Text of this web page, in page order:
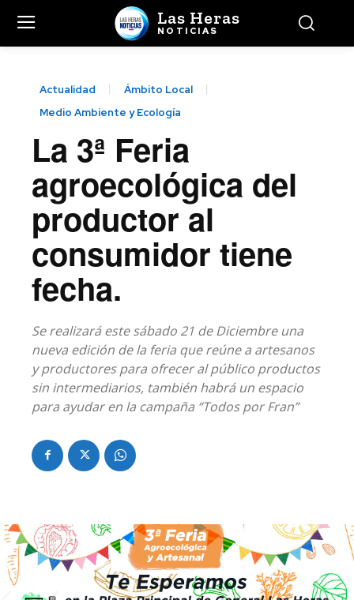
Las Heras
NOTICIAS
Actualidad
Ámbito Local
Medio Ambiente y Ecología
La 3ª Feria
agroecológica del
productor al
consumidor tiene
fecha.
Se realizará este sábado 21 de Diciembre una
nueva edición de la feria que reúne a artesanos
y productores para ofrecer al público productos
sin intermediarios, también habrá un espacio
para ayudar en la campaña “Todos por Fran”